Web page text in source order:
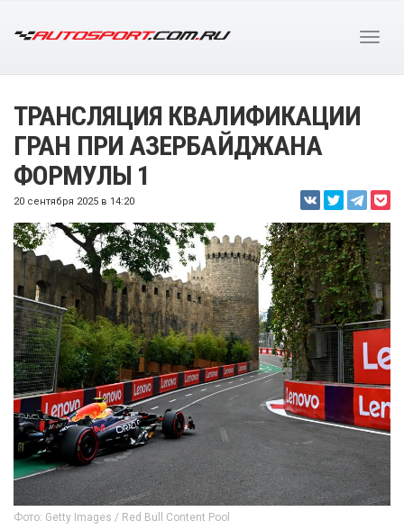
ТРАНСЛЯЦИЯ КВАЛИФИКАЦИИ
ГРАН ПРИ АЗЕРБАЙДЖАНА
ФОРМУЛЫ 1
20 сентября 2025 в 14:20
Фото: Getty Images / Red Bull Content Pool